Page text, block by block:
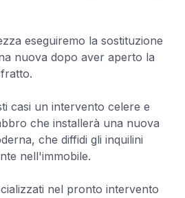
eseguiremo la sostituzione
nuova dopo aver aperto la
casi un intervento celere e
che installerà una nuova
che diffidi gli inquilini
nell'immobile.
nel pronto intervento